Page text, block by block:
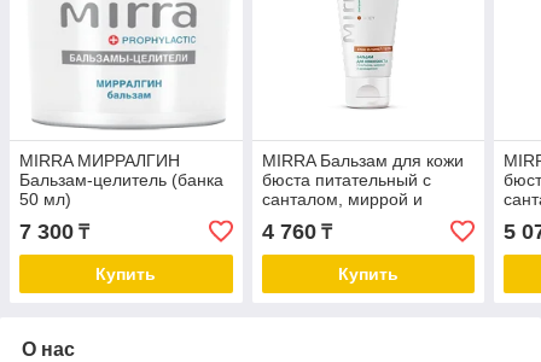
MIRRA МИРРАЛГИН
Бальзам-целитель (банка
50 мл)
7 300 ₸
Купить
MIRRA Бальзам для кожи
бюста питательный с
санталом, миррой и
розмарином, туба 50 мл
4 760₸
Купить
5
О нас